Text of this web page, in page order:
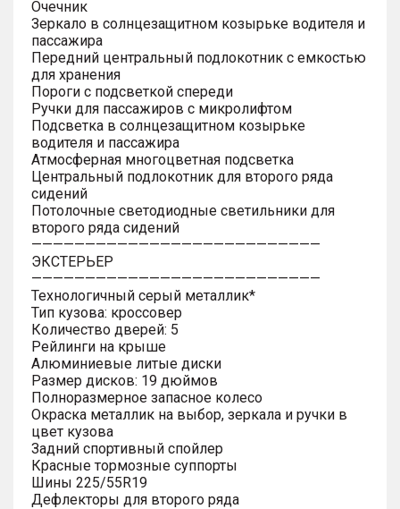
Очечник
Зеркало в солнцезащитном козырьке водителя и
пассажира
Передний центральный подлокотник с емкостью
для хранения
Пороги с подсветкой спереди
Ручки для пассажиров с микролифтом
Подсветка в солнцезащитном козырьке
водителя и пассажира
Атмосферная многоцветная подсветка
Центральный подлокотник для второго ряда
сидений
Потолочные светодиодные светильники для
второго ряда сидений
———————————————————————————
ЭКСТЕРЬЕР
———————————————————————————
Технологичный серый металлик*
Тип кузова: кроссовер
Количество дверей: 5
Рейлинги на крыше
Алюминиевые литые диски
Размер дисков: 19 дюймов
Полноразмерное запасное колесо
Окраска металлик на выбор, зеркала и ручки в
цвет кузова
Задний спортивный спойлер
Красные тормозные суппорты
Шины 225/55R19
Дефлекторы для второго ряда